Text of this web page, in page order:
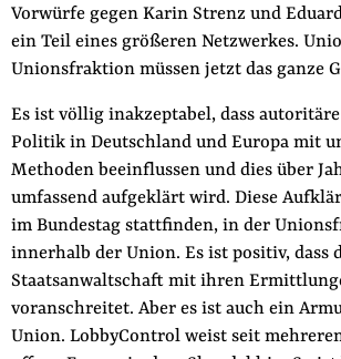
auf
der
Website
Folge Uns
FacebookMastodon
BlueskyInstagram
Vorwürfe gegen Karin Strenz und
ein Teil eines größeren Netzwerkes.
Unionsfraktion müssen jetzt das ganze
Es ist völlig inakzeptabel, dass
Politik in Deutschland und Europa mit
Methoden beeinflussen und dies über
umfassend aufgeklärt wird. Diese
im Bundestag stattfinden, in der
innerhalb der Union. Es ist positiv, dass
Staatsanwaltschaft mit ihren
voranschreitet. Aber es ist auch ein
Union. LobbyControl weist seit